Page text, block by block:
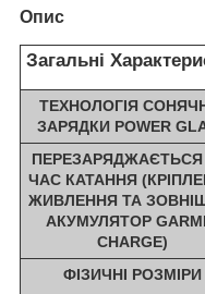
Опис
Загальні
ТЕХНОЛОГІЯ
ЗАРЯДКИ POWER
ПЕРЕЗАРЯДЖАЄТЬСЯ
ЧАС КАТАННЯ
ЖИВЛЕННЯ ТА
АКУМУЛЯТОР
CHARGE)
ФІЗИЧНІ РОЗМІРИ